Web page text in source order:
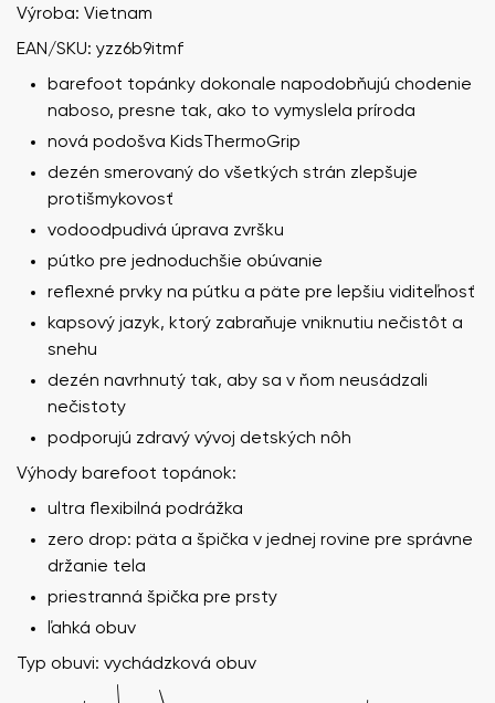
Výroba: Vietnam
EAN/SKU: yzz6b9itmf
barefoot topánky dokonale napodobňujú chodenie
naboso, presne tak, ako to vymyslela príroda
nová podošva KidsThermoGrip
dezén smerovaný do všetkých strán zlepšuje
protišmykovosť
vodoodpudivá úprava zvršku
pútko pre jednoduchšie obúvanie
reflexné prvky na pútku a päte pre lepšiu viditeľnosť
kapsový jazyk, ktorý zabraňuje vniknutiu nečistôt a
snehu
dezén navrhnutý tak, aby sa v ňom neusádzali
nečistoty
podporujú zdravý vývoj detských nôh
Výhody barefoot topánok:
ultra flexibilná podrážka
zero drop: päta a špička v jednej rovine pre správne
držanie tela
priestranná špička pre prsty
ľahká obuv
Typ obuvi: vychádzková obuv